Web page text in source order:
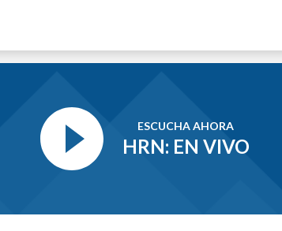
ESCUCHA AHORA
HRN: EN VIVO